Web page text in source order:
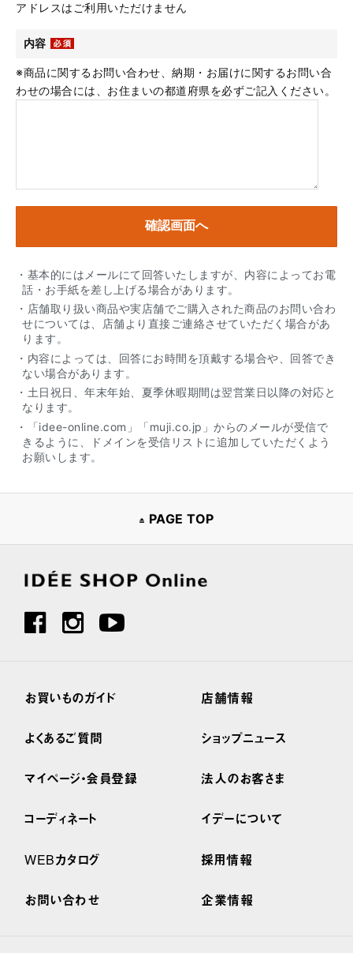
アドレスはご利用いただけません
内容
※商品に関するお問い合わせ、納期・お届けに関するお問い合
わせの場合には、お住まいの都道府県を必ずご記入ください。
・基本的にはメールにて回答いたしますが、内容によってお電
話・お手紙を差し上げる場合があります。
・店舗取り扱い商品や実店舗でご購入された商品のお問い合わ
せについては、店舗より直接ご連絡させていただく場合があ
ります。
・内容によっては、回答にお時間を頂戴する場合や、回答でき
ない場合があります。
・土日祝日、年末年始、夏季休暇期間は翌営業日以降の対応と
なります。
・「idee-online.com」「muji.co.jp」からのメールが受信で
きるように、ドメインを受信リストに追加していただくよう
お願いします。
PAGE TOP
お買いものガイド
よくあるご質問
マイページ・会員登録
コーディネート
WEBカタログ
お問い合わせ
店舗情報
ショップニュース
法人のお客さま
イデーについて
採用情報
企業情報